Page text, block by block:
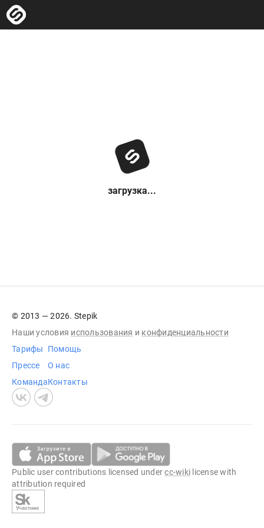
загрузка...
© 2013 — 2026. Stepik
Наши условия использования и конфиденциальности
Тарифы
Прессе
Команда
Помощь
О нас
Контакты
Public user contributions licensed undercc-wiki license with
attribution required